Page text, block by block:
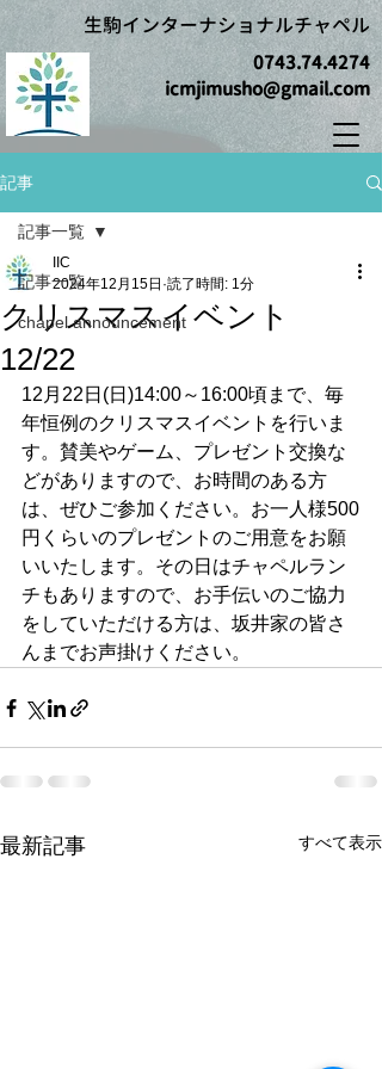
生駒インターナショナルチャペル
0743.74.4274
icmjimusho@gmail.com
記事
記事一覧
chapel announcement
記事一覧
クリスマスイベント
12/22
IIC
2024年12月15日 読了時間: 1分
12月22日(日)14:00～16:00頃まで、毎
年恒例のクリスマスイベントを行いま
す。賛美やゲーム、プレゼント交換な
どがありますので、お時間のある方
は、ぜひご参加ください。お一人様500
円くらいのプレゼントのご用意をお願
いいたします。その日はチャペルラン
チもありますので、お手伝いのご協力
をしていただける方は、坂井家の皆さ
んまでお声掛けください。
最新記事 すべて表示